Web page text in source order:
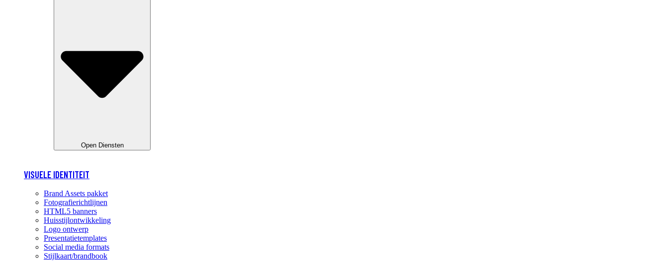
Open Diensten
VISUELE IDENTITEIT
Brand Assets pakket
Fotografierichtlijnen
HTML5 banners
Huisstijlontwikkeling
Logo ontwerp
Presentatietemplates
Social media formats
Stijlkaart/brandbook